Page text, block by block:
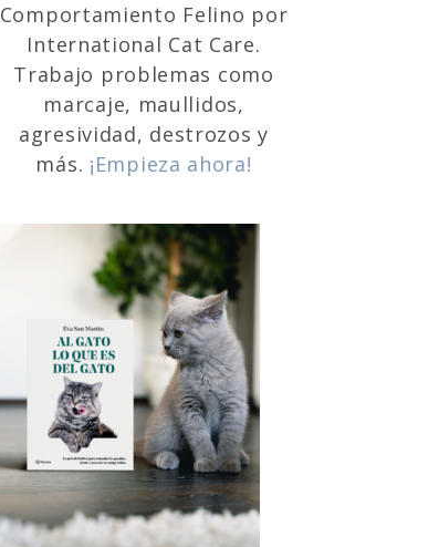
Comportamiento Felino por
International Cat Care.
Trabajo problemas como
marcaje, maullidos,
agresividad, destrozos y
más. ¡Empieza ahora!